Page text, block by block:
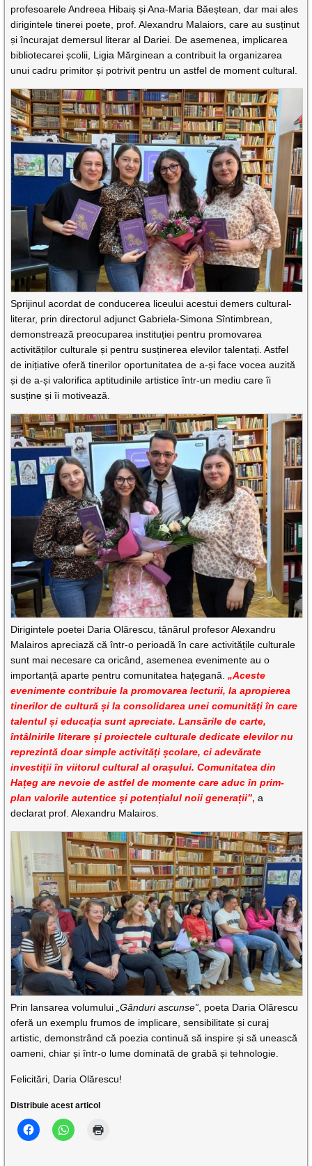
profesoarele Andreea Hibaiș și Ana-Maria Băeștean, dar mai ales
dirigintele tinerei poete, prof. Alexandru Malaiors, care au susținut
și încurajat demersul literar al Dariei. De asemenea, implicarea
bibliotecarei școlii, Ligia Mărginean a contribuit la organizarea
unui cadru primitor și potrivit pentru un astfel de moment cultural.
Sprijinul acordat de conducerea liceului acestui demers cultural-
literar, prin directorul adjunct Gabriela-Simona Sîntimbrean,
demonstrează preocuparea instituției pentru promovarea
activităților culturale și pentru susținerea elevilor talentați. Astfel
de inițiative oferă tinerilor oportunitatea de a-și face vocea auzită
și de a-și valorifica aptitudinile artistice într-un mediu care îi
susține și îi motivează.
Dirigintele poetei Daria Olărescu, tânărul profesor Alexandru
Malairos apreciază că într-o perioadă în care activitățile culturale
sunt mai necesare ca oricând, asemenea evenimente au o
importanță aparte pentru comunitatea hațegană.„Aceste
evenimente contribuie la promovarea lecturii, la apropierea
tinerilor de cultură și la consolidarea unei comunități în care
talentul și educația sunt apreciate. Lansările de carte,
întâlnirile literare și proiectele culturale dedicate elevilor nu
reprezintă doar simple activități școlare, ci adevărate
investiții în viitorul cultural al orașului. Comunitatea din
Hațeg are nevoie de astfel de momente care aduc în prim-
plan valorile autentice și potențialul noii generații”, a
declarat prof. Alexandru Malairos.
Prin lansarea volumului „Gânduri ascunse” , poeta Daria Olărescu
oferă un exemplu frumos de implicare, sensibilitate și curaj
artistic, demonstrând că poezia continuă să inspire și să unească
oameni, chiar și într-o lume dominată de grabă și tehnologie.
Felicitări, Daria Olărescu!
Distribuie acest articol